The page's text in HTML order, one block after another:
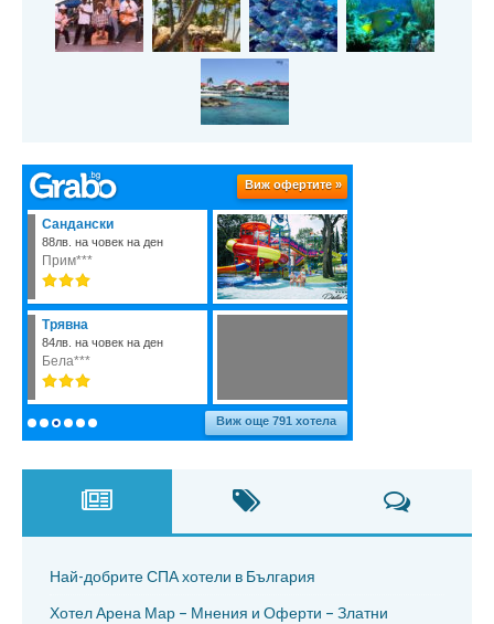
Най-добрите СПА хотели в България
Хотел Арена Мар – Мнения и Оферти – Златни